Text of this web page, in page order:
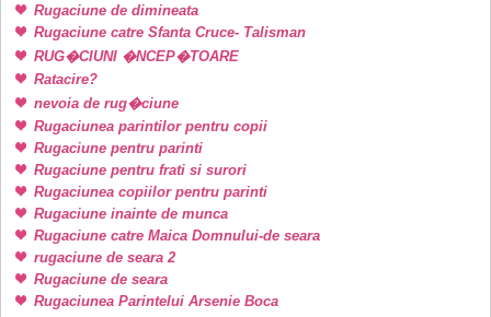
Rugaciune de dimineata
Rugaciune catre Sfanta Cruce- Talisman
RUG�CIUNI �NCEP�TOARE
Ratacire?
nevoia de rug�ciune
Rugaciunea parintilor pentru copii
Rugaciune pentru parinti
Rugaciune pentru frati si surori
Rugaciunea copiilor pentru parinti
Rugaciune inainte de munca
Rugaciune catre Maica Domnului-de seara
rugaciune de seara 2
Rugaciune de seara
Rugaciunea Parintelui Arsenie Boca